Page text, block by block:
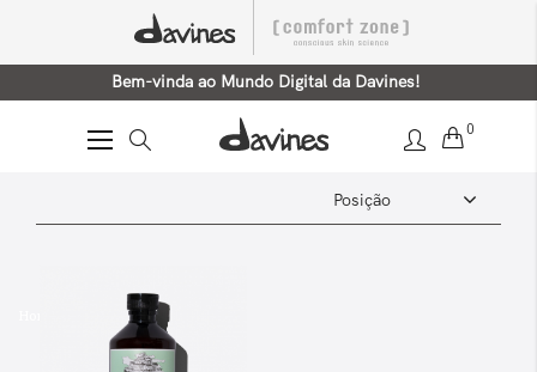
Bem-vinda ao Mundo Digital da Davines!
Alternar
0
Detoxifying